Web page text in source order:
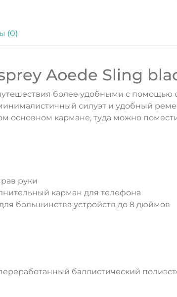
(0)
Aoede Sling
более удобными с помощью
силуэт и удобный
основном кармане, туда можно
руки
карман для телефона
большинства устройств до 8 дюймов
баллистический